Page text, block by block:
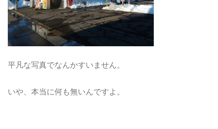
平凡な写真でなんかすいません。
いや、本当に何も無いんですよ。